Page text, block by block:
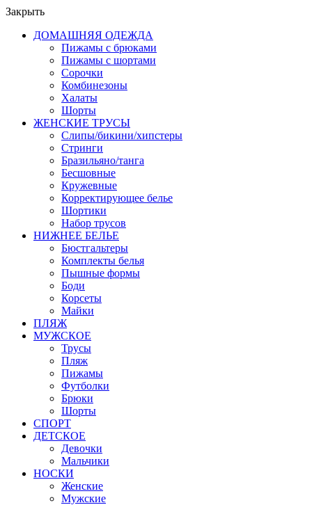
Закрыть
ДОМАШНЯЯ ОДЕЖДА
Пижамы с брюками
Пижамы с шортами
Сорочки
Комбинезоны
Халаты
Шорты
ЖЕНСКИЕ ТРУСЫ
Слипы/бикини/хипстеры
Стринги
Бразильяно/танга
Бесшовные
Кружевные
Корректирующее белье
Шортики
Набор трусов
НИЖНЕЕ БЕЛЬЕ
Бюстгальтеры
Комплекты белья
Пышные формы
Боди
Корсеты
Майки
ПЛЯЖ
МУЖСКОЕ
Трусы
Пляж
Пижамы
Футболки
Брюки
Шорты
СПОРТ
ДЕТСКОЕ
Девочки
Мальчики
НОСКИ
Женские
Мужские